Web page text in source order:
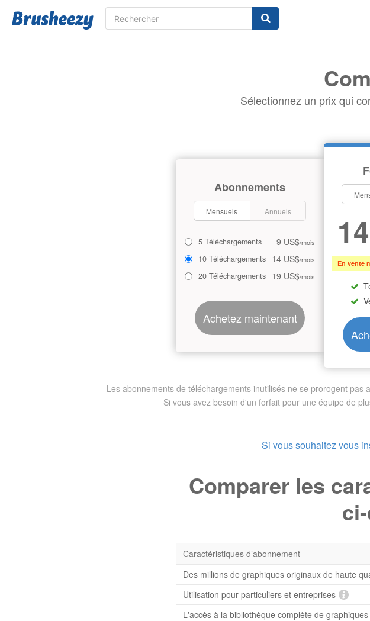
Sélectionnez un prix qui
En vente
Abonnements
Mensuels Annuels
5 Téléchargements 9 US$/mois
10 Téléchargements 14 US$/mois
20 Téléchargements 19 US$/mois
Achetez maintenant
Les abonnements de téléchargements inutilisés ne se prorogent
Si vous avez besoin d'un forfait pour une équipe de
Si vous souhaitez vous
Comparer les
Caractéristiques d’abonnement
Des millions de graphiques originaux de haute
Utilisation pour particuliers et entreprises
L'accès à la bibliothèque complète de